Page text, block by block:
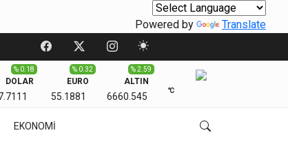
Powered by Translate
DOLAR
% 0.18
EURO
55.1881
% 0.32
ALTIN
6660.545
% 2.59
℃
EKONOMİ